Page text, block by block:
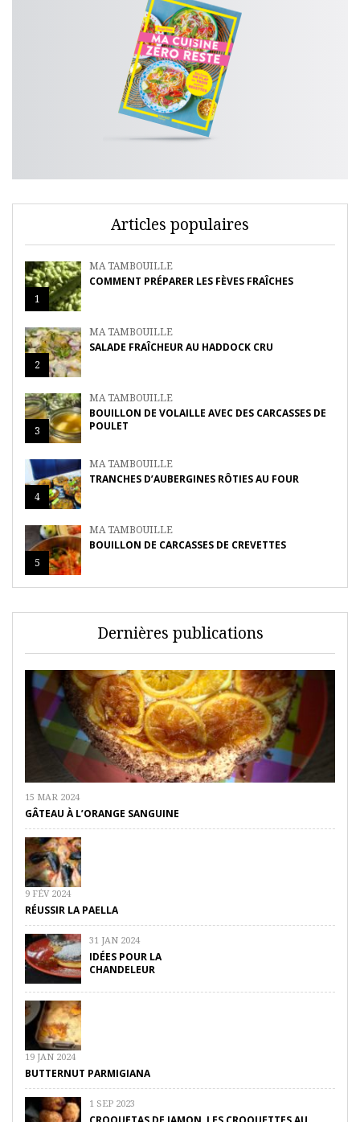
Articles populaires
1
MA TAMBOUILLE
COMMENT PRÉPARER LES FÈVES FRAÎCHES
2
MA TAMBOUILLE
SALADE FRAÎCHEUR AU HADDOCK CRU
3
MA TAMBOUILLE
BOUILLON DE VOLAILLE AVEC DES CARCASSES DE
POULET
4
MA TAMBOUILLE
TRANCHES D’AUBERGINES RÔTIES AU FOUR
5
MA TAMBOUILLE
BOUILLON DE CARCASSES DE CREVETTES
Dernières publications
15 MAR 2024
GÂTEAU À L’ORANGE SANGUINE
9 FÉV 2024
RÉUSSIR LA PAELLA
31 JAN 2024
IDÉES POUR LA
CHANDELEUR
19 JAN 2024
BUTTERNUT PARMIGIANA
1 SEP 2023